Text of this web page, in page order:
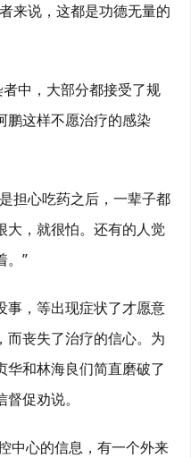
来说，这都是功德无量的
中，大部分都接受了规
鹏这样不愿治疗的感染
心吃药之后，一辈子都
大，就很怕。还有的人觉
。”
，等出现症状了才愿意
而丧失了治疗的信心。为
华和林海良们简直磨破了
促劝说。
心的信息，有一个外来